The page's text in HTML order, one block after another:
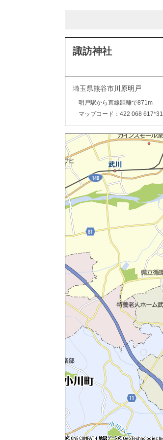
諏訪神社
埼玉県熊谷市川原明戸
明戸駅から直線距離で871m
マップコード：422 068 617*31